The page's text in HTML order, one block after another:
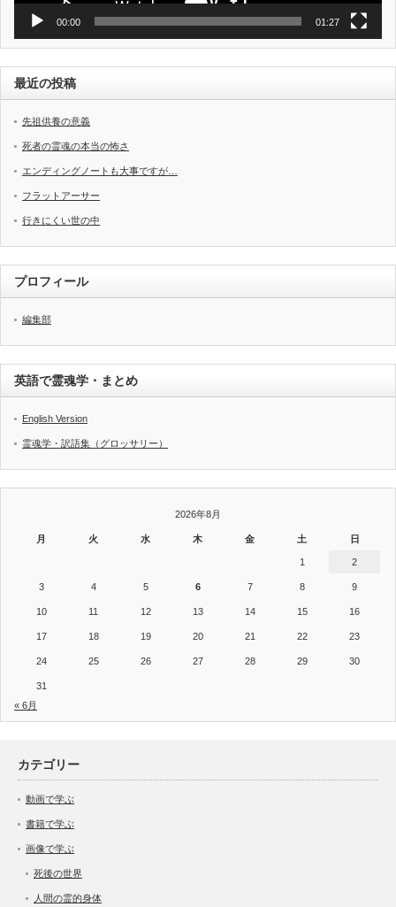
00:00 01:27
最近の投稿
先祖供養の意義
死者の霊魂の本当の怖さ
エンディングノートも大事ですが…
フラットアーサー
行きにくい世の中
プロフィール
編集部
英語で霊魂学・まとめ
English Version
霊魂学・訳語集（グロッサリー）
2026年8月
月 火 水 木 金 土 日
1 2
3 4 5 6 7 8 9
10 11 12 13 14 15 16
17 18 19 20 21 22 23
24 25 26 27 28 29 30
31
« 6月
カテゴリー
動画で学ぶ
書籍で学ぶ
画像で学ぶ
死後の世界
人間の霊的身体